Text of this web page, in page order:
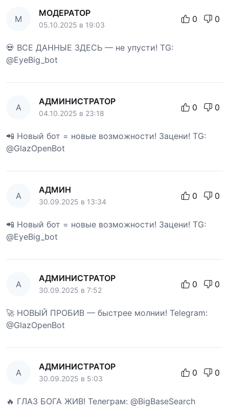
М
МОДЕРАТОР
05.10.2025 в 19:03
0 0
💀 ВСЕ ДАННЫЕ ЗДЕСЬ — не упусти! TG:
@EyeBig_bot
А
АДМИНИСТРАТОР
04.10.2025 в 23:18
0 0
📲 Новый бот = новые возможности! Зацени! TG:
@GlazOpenBot
А
АДМИН
30.09.2025 в 13:34
0 0
📲 Новый бот = новые возможности! Зацени! TG:
@EyeBig_bot
А
АДМИНИСТРАТОР
30.09.2025 в 7:52
0 0
🚀 НОВЫЙ ПРОБИВ — быстрее молнии! Telegram:
@GlazOpenBot
А
АДМИНИСТРАТОР
30.09.2025 в 5:03
0 0
🔥 ГЛАЗ БОГА ЖИВ! Телеграм: @BigBaseSearch